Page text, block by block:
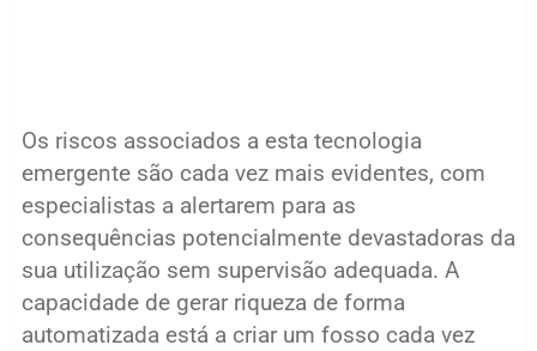
Os riscos associados a esta tecnologia
emergente são cada vez mais evidentes, com
especialistas a alertarem para as
consequências potencialmente devastadoras da
sua utilização sem supervisão adequada. A
capacidade de gerar riqueza de forma
automatizada está a criar um fosso cada vez